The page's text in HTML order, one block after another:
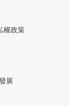
權政策
展